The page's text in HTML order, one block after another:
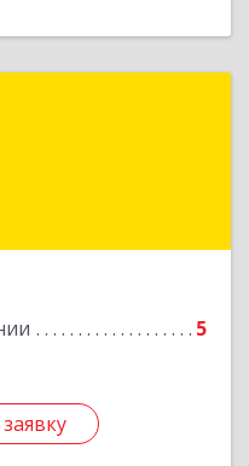
5
г, Радищева ул,
Подробнее